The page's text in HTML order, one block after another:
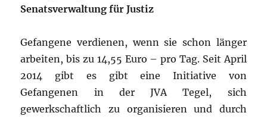
Senatsverwaltung für Justiz
Gefangene verdienen, wenn sie schon länger
arbeiten, bis zu 14,55 Euro – pro Tag. Seit April
2014 gibt es gibt eine Initiative von
Gefangenen in der JVA Tegel, sich
gewerkschaftlich zu organisieren und durch